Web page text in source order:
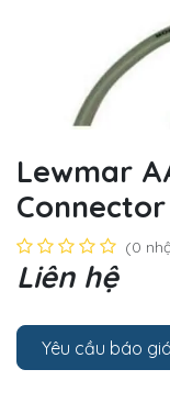
Lewmar
Connector
(0
Liên hệ
Yêu cầu báo giá